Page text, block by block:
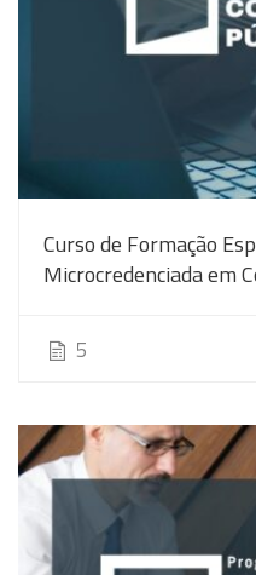
Curso de Formação
Microcredenciada em
5